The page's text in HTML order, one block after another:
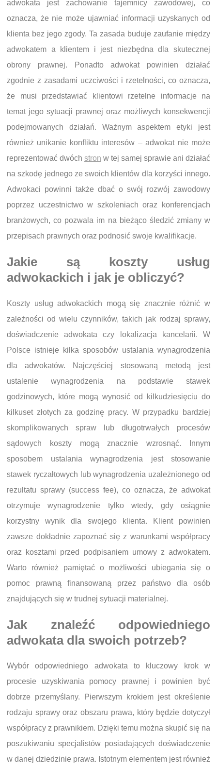
adwokata jest zachowanie tajemnicy zawodowej, co
oznacza, że nie może ujawniać informacji uzyskanych od
klienta bez jego zgody. Ta zasada buduje zaufanie między
adwokatem a klientem i jest niezbędna dla skutecznej
obrony prawnej. Ponadto adwokat powinien działać
zgodnie z zasadami uczciwości i rzetelności, co oznacza,
że musi przedstawiać klientowi rzetelne informacje na
temat jego sytuacji prawnej oraz możliwych konsekwencji
podejmowanych działań. Ważnym aspektem etyki jest
również unikanie konfliktu interesów – adwokat nie może
reprezentować dwóch stron w tej samej sprawie ani działać
na szkodę jednego ze swoich klientów dla korzyści innego.
Adwokaci powinni także dbać o swój rozwój zawodowy
poprzez uczestnictwo w szkoleniach oraz konferencjach
branżowych, co pozwala im na bieżąco śledzić zmiany w
przepisach prawnych oraz podnosić swoje kwalifikacje.
Jakie są koszty usług
adwokackich i jak je obliczyć?
Koszty usług adwokackich mogą się znacznie różnić w
zależności od wielu czynników, takich jak rodzaj sprawy,
doświadczenie adwokata czy lokalizacja kancelarii. W
Polsce istnieje kilka sposobów ustalania wynagrodzenia
dla adwokatów. Najczęściej stosowaną metodą jest
ustalenie wynagrodzenia na podstawie stawek
godzinowych, które mogą wynosić od kilkudziesięciu do
kilkuset złotych za godzinę pracy. W przypadku bardziej
skomplikowanych spraw lub długotrwałych procesów
sądowych koszty mogą znacznie wzrosnąć. Innym
sposobem ustalania wynagrodzenia jest stosowanie
stawek ryczałtowych lub wynagrodzenia uzależnionego od
rezultatu sprawy (success fee), co oznacza, że adwokat
otrzymuje wynagrodzenie tylko wtedy, gdy osiągnie
korzystny wynik dla swojego klienta. Klient powinien
zawsze dokładnie zapoznać się z warunkami współpracy
oraz kosztami przed podpisaniem umowy z adwokatem.
Warto również pamiętać o możliwości ubiegania się o
pomoc prawną finansowaną przez państwo dla osób
znajdujących się w trudnej sytuacji materialnej.
Jak znaleźć odpowiedniego
adwokata dla swoich potrzeb?
Wybór odpowiedniego adwokata to kluczowy krok w
procesie uzyskiwania pomocy prawnej i powinien być
dobrze przemyślany. Pierwszym krokiem jest określenie
rodzaju sprawy oraz obszaru prawa, który będzie dotyczył
współpracy z prawnikiem. Dzięki temu można skupić się na
poszukiwaniu specjalistów posiadających doświadczenie
w danej dziedzinie prawa. Istotnym elementem jest również